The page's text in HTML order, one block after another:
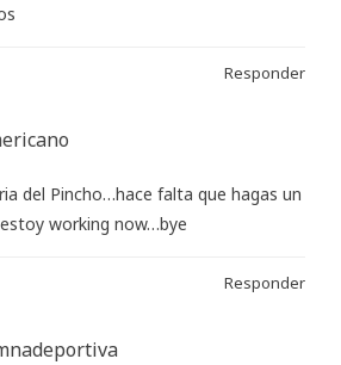
Responder
del Pincho…hace falta que hagas un
working now…bye
Responder